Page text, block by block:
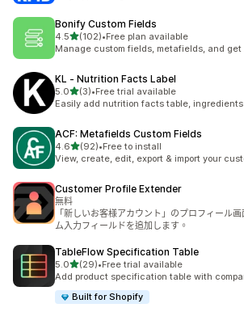
Bonify Custom Fields
4.5滿分 5 顆星
(102)
共有 102 則評價
•Free plan available
Manage custom fields, metafields, and
KL ‑ Nutrition Facts Label
5.0滿分 5 顆星
(3)
共有 3 則評價
•Free trial available
Easily add nutrition facts table,
ACF: Metafields Custom Fields
4.6滿分 5 顆星
(92)
共有 92 則評價
•Free to install
View, create, edit, export & import your
Customer Profile Extender
無料
「新しいお客様アカウント」のプロフィール
ム入力フィールドを追加します。
TableFlow Specification Table
5.0滿分 5 顆星
(29)
共有 29 則評價
•Free trial available
Add product specification table with
Built for Shopify